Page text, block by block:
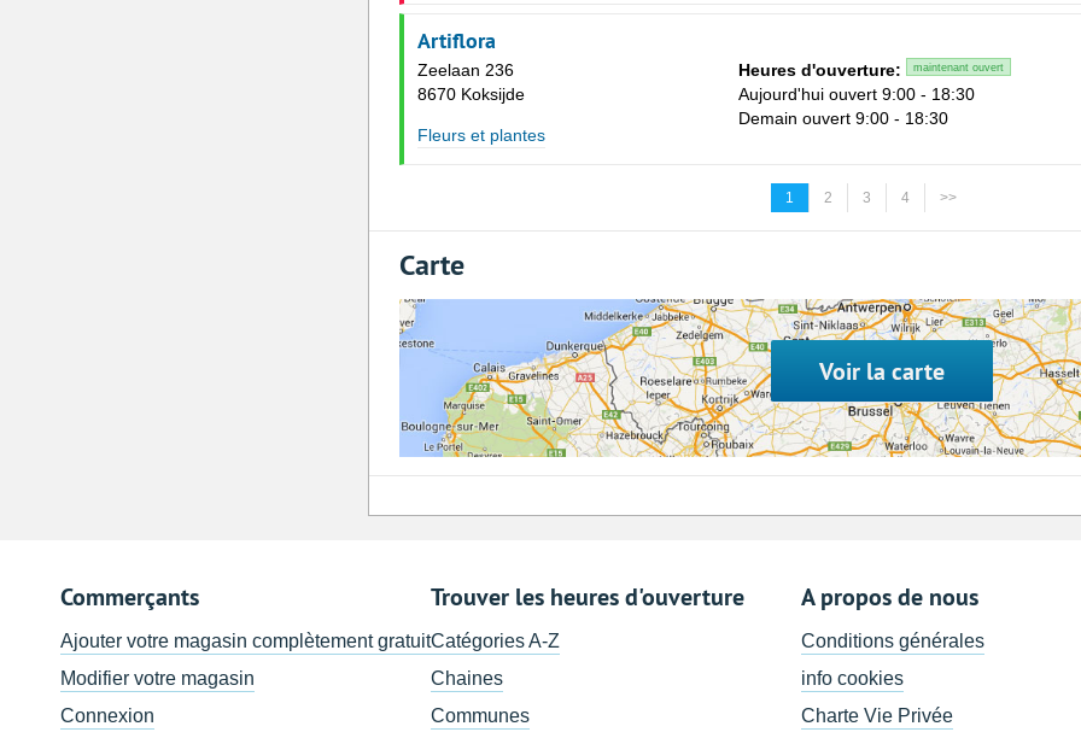
Artiflora
Zeelaan 236
8670 Koksijde
Fleurs et plantes
Heures d'ouverture: maintenant ouvert
Aujourd'hui ouvert 9:00 - 18:30
Demain ouvert 9:00 - 18:30
1 2 3 4 >>
Carte
Voir la carte
Commerçants
Ajouter votre magasin complètement gratuit
Modifier votre magasin
Connexion
Trouver les heures d'ouverture
Catégories A-Z
Chaines
Communes
A propos de nous
Conditions générales
info cookies
Charte Vie Privée